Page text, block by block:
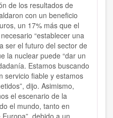
de los resultados de
con un beneficio
un 17% más que el
“establecer una
ser el futuro del sector de
la nuclear puede “dar un
Estamos buscando
servicio fiable y estamos
dijo. Asimismo,
el escenario de la
el mundo, tanto en